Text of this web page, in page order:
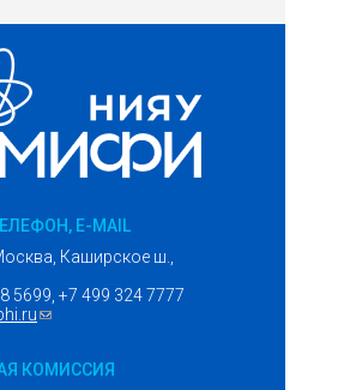
E-MAIL
Каширское ш.,
5699, +7 499 324 7777
(ссылка для отправки email)
КОМИССИЯ